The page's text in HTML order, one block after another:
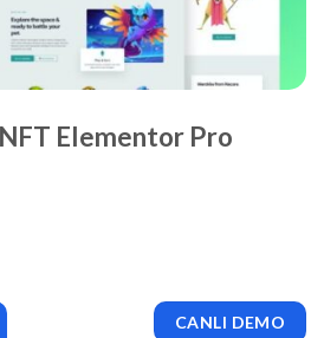
Elementor Pro
CANLI DEMO